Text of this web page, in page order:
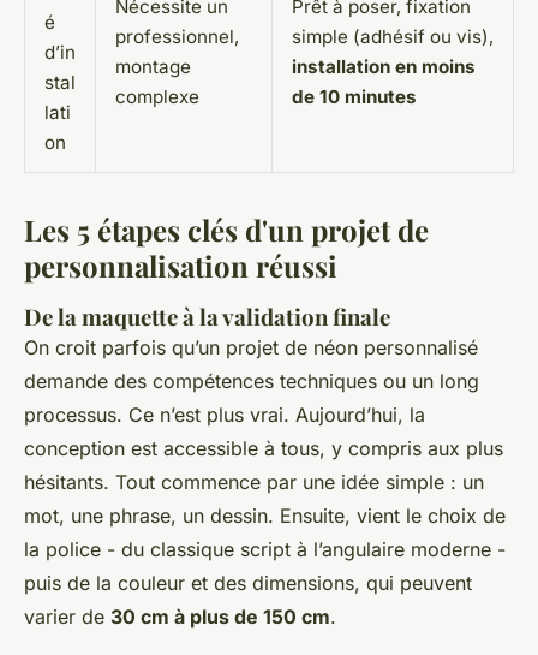
é
d’in
stal
lati
on
Nécessite un
professionnel,
montage
complexe
Prêt à poser, fixation
simple (adhésif ou vis),
installation en moins
de 10 minutes
Les 5 étapes clés d'un projet de
personnalisation réussi
De la maquette à la validation finale
On croit parfois qu’un projet de néon personnalisé
demande des compétences techniques ou un long
processus. Ce n’est plus vrai. Aujourd’hui, la
conception est accessible à tous, y compris aux plus
hésitants. Tout commence par une idée simple : un
mot, une phrase, un dessin. Ensuite, vient le choix de
la police - du classique script à l’angulaire moderne -
puis de la couleur et des dimensions, qui peuvent
varier de 30 cm à plus de 150 cm.